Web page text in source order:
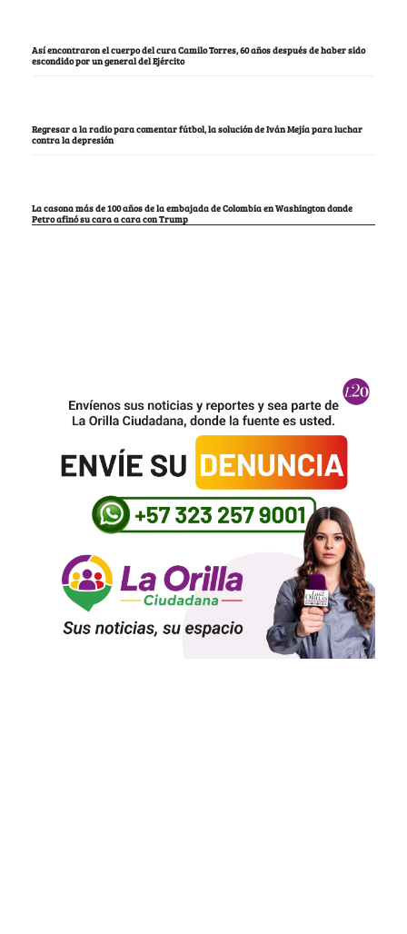
Así encontraron el cuerpo del cura Camilo Torres, 60 años después de haber sido
escondido por un general del Ejército
Regresar a la radio para comentar fútbol, la solución de Iván Mejía para luchar
contra la depresión
La casona más de 100 años de la embajada de Colombia en Washington donde
Petro afinó su cara a cara con Trump